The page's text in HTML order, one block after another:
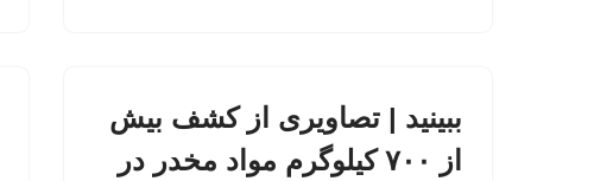
ببینید | تصاویری از کشف بیش
از ۷۰۰ کیلوگرم مواد مخدر در